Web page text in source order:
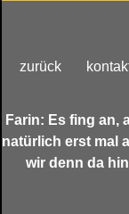
zurück
Farin: Es fing an,
natürlich erst mal
wir denn da